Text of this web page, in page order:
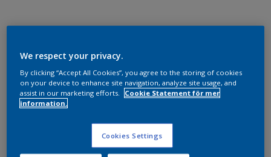
We respect your privacy.
By clicking “Accept All Cookies”, you agree to the storing of cookies
on your device to enhance site navigation, analyze site usage, and
assist in our marketing efforts.
Cookie Statement för mer
information.
Cookies Settings